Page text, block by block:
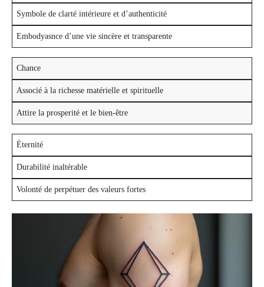
Symbole de clarté intérieure et d’authenticité
Embodyasnce d’une vie sincère et transparente
Chance
Associé à la richesse matérielle et spirituelle
Attire la prosperité et le bien-être
Éternité
Durabilité inaltérable
Volonté de perpétuer des valeurs fortes